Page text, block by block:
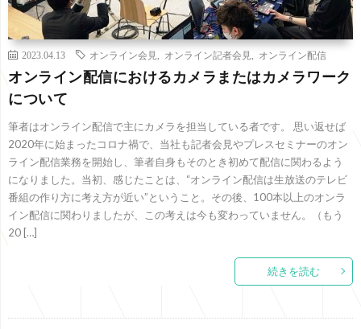
2023.04.13 オンライン会見 オンライン記者会見 オンライン配信
オンライン配信におけるカメラまたはカメラワーク
について
筆者はオンライン配信で主にカメラを担当している者です。 思い返せば
2020年に始まったコロナ禍で、当社も記者会見やプレスセミナーのオン
ライン配信業務を開始し、筆者自身もそのとき初めて配信に関わるよう
になりました。当初、感じたことは、“オンライン配信は生放送のテレビ
番組の作り方に考え方が近い”ということ。その後、100本以上のオンラ
イン配信に関わりましたが、この考えは今も変わっていません。（もう
20 […]
続きを読む